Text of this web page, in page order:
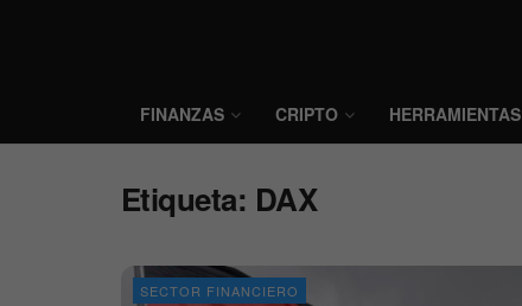
FINANZAS CRIPTO HERRAMIENTAS
Etiqueta: DAX
SECTOR FINANCIERO